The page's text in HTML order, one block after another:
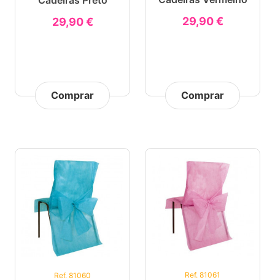
29,90 €
Comprar
29,90 €
Comprar
Ref. 81060 Ref. 81061